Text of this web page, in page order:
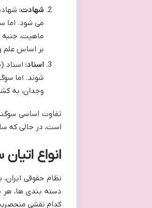
شهادت:
می شود. اما
ماهیت،
بر اساس علم
اسناد: اسناد
شوند. اما
وجدان، به
تفاوت اساسی
است، در حالی که
انواع
نظام حقوقی
دسته بندی ها،
کدام نقشی